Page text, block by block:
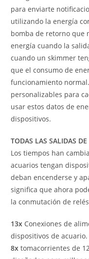
para enviarte
utilizando la energía
bomba de retorno que
energía cuando la
cuando un skimmer
que el consumo de
funcionamiento
personalizables para
usar estos datos de
dispositivos.
TODAS LAS SALIDAS
Los tiempos han
acuarios tengan
deban encenderse y
significa que ahora
la conmutación de
13x Conexiones de
dispositivos de acuario.
8x tomacorrientes de